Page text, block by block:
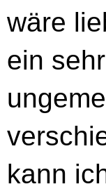
wäre
ein
kann